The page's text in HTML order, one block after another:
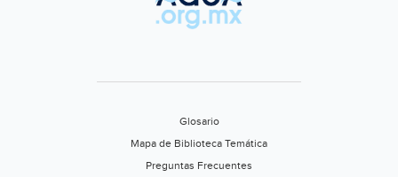
(Enfoque)
Glosario
Mapa de Biblioteca Temática
Preguntas Frecuentes